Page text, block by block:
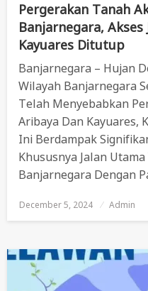
Pergerakan Tanah
Banjarnegara, Akses
Kayuares Ditutup
Banjarnegara – Hujan
Wilayah Banjarnegara
Telah Menyebabkan
Aribaya Dan Kayuares,
Ini Berdampak
Khususnya Jalan
Banjarnegara Dengan
Posted
December 5, 2024 Admin